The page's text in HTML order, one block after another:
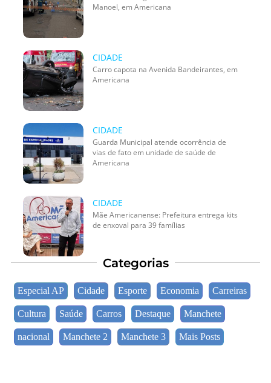
Manoel, em Americana
CIDADE
Carro capota na Avenida Bandeirantes, em
Americana
CIDADE
Guarda Municipal atende ocorrência de
vias de fato em unidade de saúde de
Americana
CIDADE
Mãe Americanense: Prefeitura entrega kits
de enxoval para 39 famílias
Categorias
Especial AP Cidade Esporte Economia Carreiras
Cultura Saúde Carros Destaque Manchete
nacional Manchete 2 Manchete 3 Mais Posts